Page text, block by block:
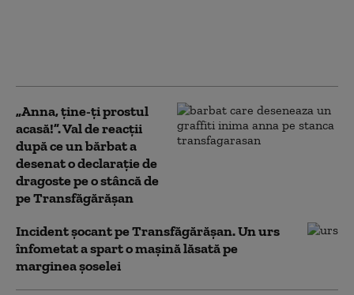
„Anna, ţine-ţi prostul
acasă!”. Val de reacții
după ce un bărbat a
desenat o declarație de
dragoste pe o stâncă de
pe Transfăgărășan
Incident șocant pe Transfăgărășan. Un urs
înfometat a spart o mașină lăsată pe
marginea șoselei